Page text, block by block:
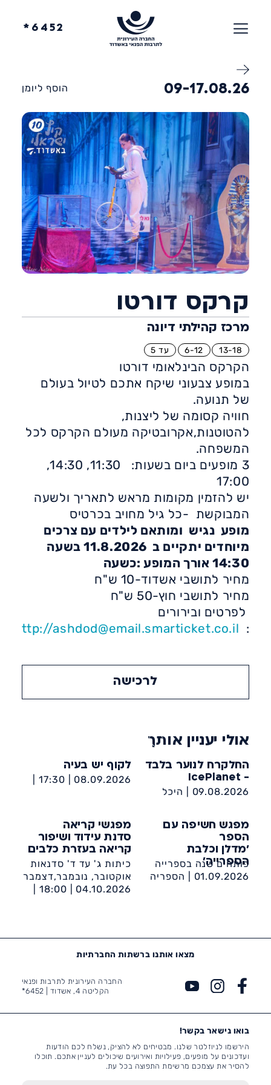
6452*
קרקס דורטו
הוסף ליומן
מרכז קהילתי דיונה
09-17.08.26
13-18
6-12 עד 5
הקרקס הבינלאומי דורטו
במופע צבעוני שיקח אתכם לטיול בעולם
של תנועה.
חוויה קסומה של ליצנות,
להטוטנות,אקרובטיקה מעולם הקרקס לכל
המשפחה.
3 מופעים ביום בשעות: 11:30, 14:30,
17:00
יש להזמין מקומות מראש לתאריך ולשעה
המבוקשת -כל גיל מחויב בכרטיס
מופע נגיש ומותאם לילדים עם צרכים
מיוחדים יתקיים ב 11.8.2026 בשעה
14:30 אורך המופע :כשעה
מחיר לתושבי אשדוד-10 ש"ח
מחיר לתושבי חוץ-50 ש"ח
לפרטים ובירורים
:
http://ashdod@email.smarticket.co.il
לרכישה
אולי יעניין אותך
החלקרח לנוער בלבד
- IcePlanet
09.08.2026 |
היכל
לקוף יש בעיה
08.09.2026 |
17:30 |
מפגש חשיפה עם
הספר
'מדלן וכלבת
הספרייה'
פותחים שנה בספרייה
01.09.2026 |
הספריה
מפגשי קריאה
סדנת עידוד ושיפור
קריאה בעזרת כלבים
כיתות ג' עד ד' סדנאות
אוקטובר, נובמבר,דצמבר
04.10.2026 |
18:00 |
מצאו אותנו ברשתות החברתיות
החברה העירונית לתרבות ופנאי
הקליטה 4, אשדוד |
6452*
בואו נישאר בקשר!
הירשמו לניוזלטר שלנו. מבטיחים לא להציק, נשלח לכם הודעות
ועדכונים על מופעים, פעילויות ואירועים שיכולים לעניין אתכם. תוכלו
להסיר את עצמכם מרשימת התפוצה בכל עת.